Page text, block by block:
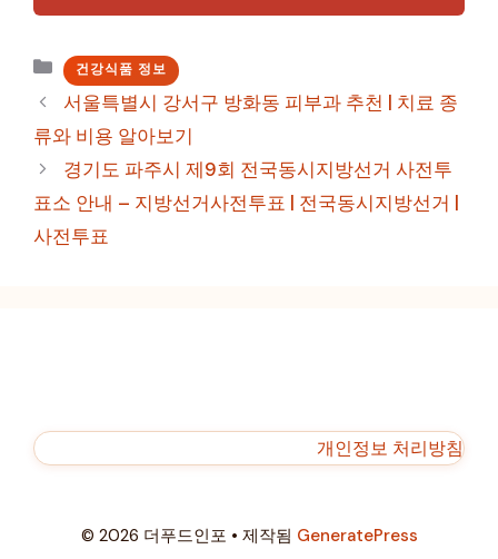
카
테
리
건강식품 정보
서울특별시 강서구 방화동 피부과 추천 | 치료 종
류와 비용 알아보기
경기도 파주시 제9회 전국동시지방선거 사전투
표소 안내 – 지방선거사전투표 | 전국동시지방선거 |
사전투표
개인정보 처리방침
© 2026 더푸드인포 • 제작됨 GeneratePress